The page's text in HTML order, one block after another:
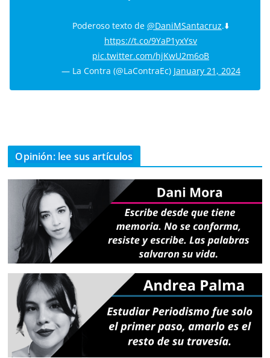
Poderoso texto de @DaniMSantacruz.⬇️
https://t.co/9YaP1yxYsv
pic.twitter.com/hjKwU2m6oB
— La Contra (@LaContraEc) January 21, 2024
Opinión: lee sus artículos